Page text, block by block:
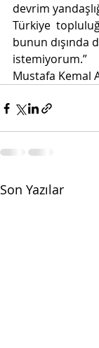
devrim
Türkiye
bunun dışında
istemiyorum.”
Mustafa Kemal
Son Yazılar